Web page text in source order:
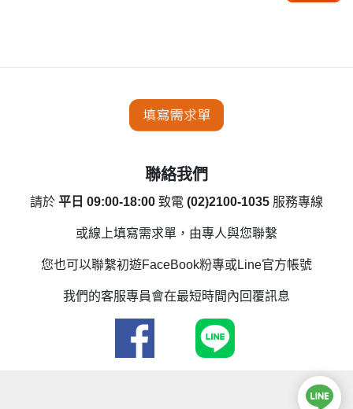
聯絡我們
請於 平日 09:00-18:00 致電 (02)2100-1035 服務專線
或線上填寫需求單，由專人與您聯繫
您也可以聯繫初遊FaceBook粉專或Line官方帳號
我們的客服專員會在最短時間內回覆訊息